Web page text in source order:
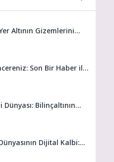
Altının Gizemlerini
Son Bir Haber ile
Bilinçaltının
Dijital Kalbi: